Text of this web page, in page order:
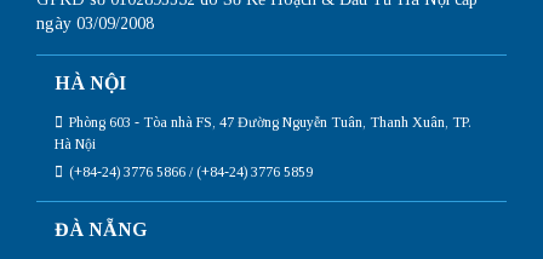
ngày 03/09/2008
HÀ NỘI
Phòng 603 - Tòa nhà FS, 47 Đường Nguyễn Tuân, Thanh Xuân, TP.
Hà Nội
(+84-24) 3776 5866 / (+84-24) 3776 5859
ĐÀ NẴNG